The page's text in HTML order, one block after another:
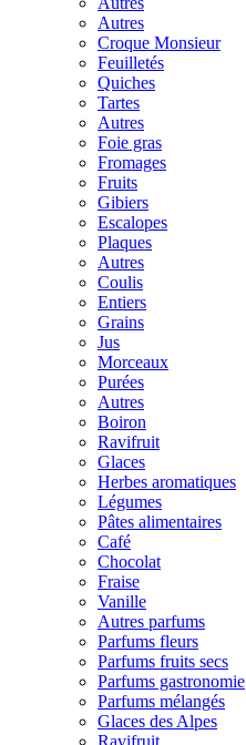
Autres
Croque Monsieur
Feuilletés
Quiches
Tartes
Autres
Foie gras
Fromages
Fruits
Gibiers
Escalopes
Plaques
Autres
Coulis
Entiers
Grains
Jus
Morceaux
Purées
Autres
Boiron
Ravifruit
Glaces
Herbes aromatiques
Légumes
Pâtes alimentaires
Café
Chocolat
Fraise
Vanille
Autres parfums
Parfums fleurs
Parfums fruits secs
Parfums gastronomie
Parfums mélangés
Glaces des Alpes
Ravifruit